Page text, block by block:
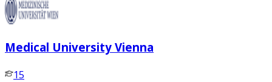
Medical University Vienna
15